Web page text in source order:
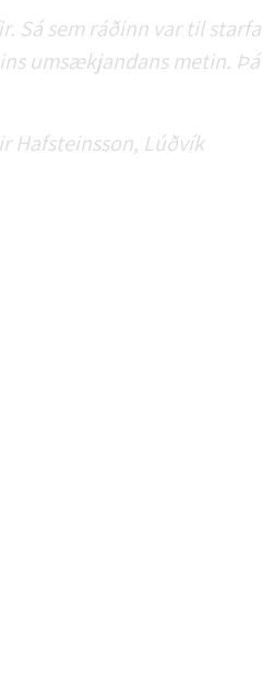
Sá sem ráðinn var til
umsækjandans metin. Þá
Hafsteinsson, Lúðvík